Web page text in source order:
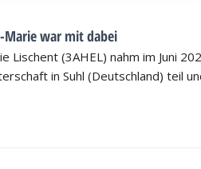
Marie war mit dabei
Lischent (3AHEL) nahm im Juni
in Suhl (Deutschland) teil